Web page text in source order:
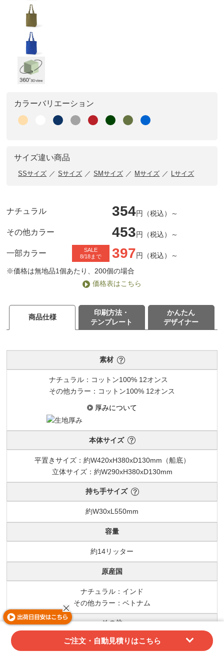
カラーバリエーション
サイズ違い商品
SSサイズ Sサイズ SMサイズ Mサイズ Lサイズ
ナチュラル 354円（税込）～
その他カラー 453円（税込）～
一部カラー
SALE
8/18まで
397円（税込）～
※価格は無地品1個あたり、200個の場合
価格表はこちら
商品仕様
印刷方法・
テンプレート
かんたん
デザイナー
素材
ナチュラル：コットン100% 12オンス
その他カラー：コットン100% 12オンス
厚みについて
本体サイズ
平置きサイズ：約W420xH380xD130mm（船底）
立体サイズ：約W290xH380xD130mm
持ち手サイズ
約W30xL550mm
容量
約14リッター
原産国
ナチュラル：インド
その他カラー：ベトナム
その他
ナチュラル：エコマークタグ付き
ご注文・自動見積りはこちら